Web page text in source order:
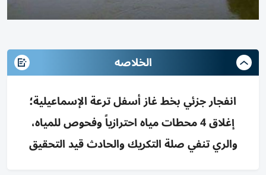
الخلاصه
انفجار جزئي بخط غاز أسفل ترعة الإسماعيلية؛
إغلاق 4 محطات مياه احترازياً وفحوص للمياه،
والري تنفي صلة التكريك والحادث قيد التحقيق